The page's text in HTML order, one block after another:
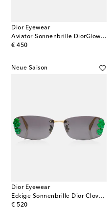
Dior Eyewear
Aviator-Sonnenbrille DiorGlow A1I
€ 450
original price
Neue Saison
Dior Eyewear
Eckige Sonnenbrille Dior Clover S1U
€ 520
original price